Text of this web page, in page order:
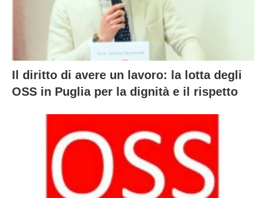
Il diritto di avere un lavoro: la lotta degli
OSS in Puglia per la dignità e il rispetto